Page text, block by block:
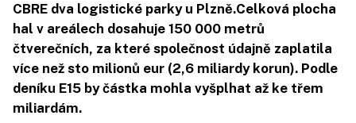
CBRE dva logistické parky u Plzně.Celková plocha
hal v areálech dosahuje 150 000 metrů
čtverečních, za které společnost údajně zaplatila
více než sto milionů eur (2,6 miliardy korun). Podle
deníku E15 by částka mohla vyšplhat až ke třem
miliardám.